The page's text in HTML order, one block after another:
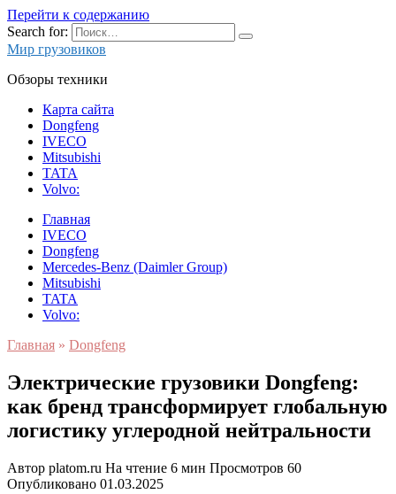
Перейти к содержанию
Search for:
Мир грузовиков
Обзоры техники
Карта сайта
Dongfeng
IVECO
Mitsubishi
TATA
Volvo:
Главная
IVECO
Dongfeng
Mercedes-Benz (Daimler Group)
Mitsubishi
TATA
Volvo:
Главная » Dongfeng
Электрические грузовики Dongfeng:
как бренд трансформирует глобальную
логистику углеродной нейтральности
Автор platom.ru На чтение 6 мин Просмотров 60
Опубликовано 01.03.2025